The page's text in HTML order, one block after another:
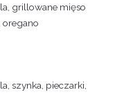
grillowane mięso
oregano
szynka, pieczarki,